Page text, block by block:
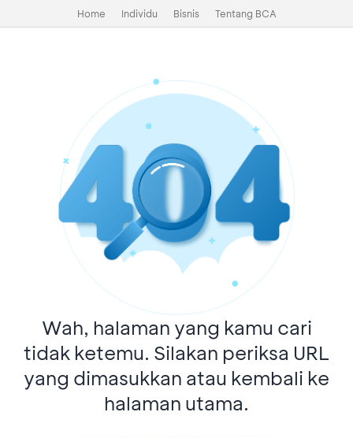
Home Individu Bisnis Tentang BCA
Wah, halaman yang kamu cari
tidak ketemu. Silakan periksa URL
yang dimasukkan atau kembali ke
halaman utama.